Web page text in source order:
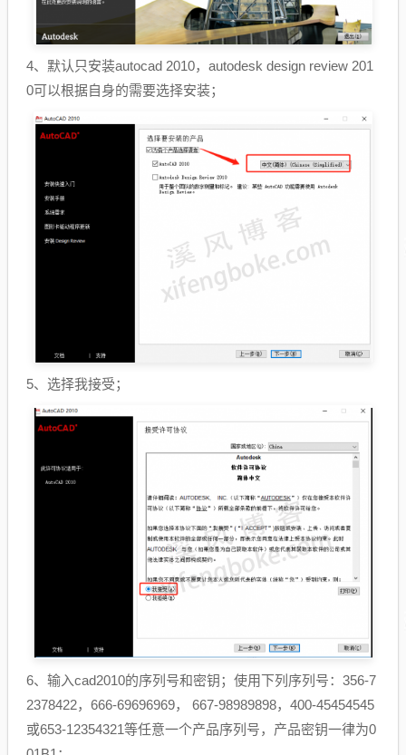
4、默认只安装autocad 2010，autodesk design review 201
0可以根据自身的需要选择安装；
5、选择我接受；
6、输入cad2010的序列号和密钥；使用下列序列号：356-7
2378422，666-69696969， 667-98989898，400-45454545
或653-12354321等任意一个产品序列号，产品密钥一律为0